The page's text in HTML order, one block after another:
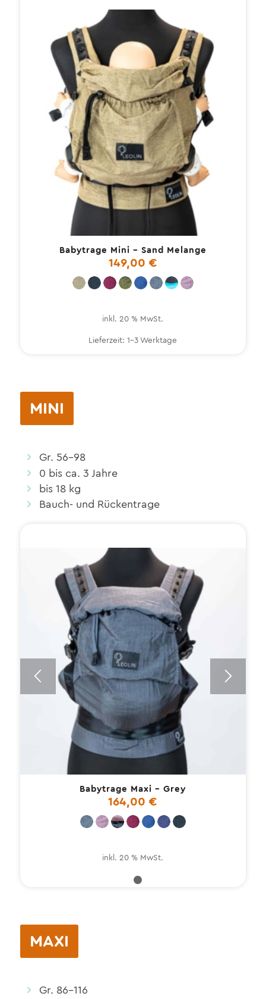
Babytrage Mini – Sand Melange
149,00 €
inkl. 20 % MwSt.
Lieferzeit:1-3 Werktage
MINI
Gr. 56–98
0 bis ca. 3 Jahre
bis 18 kg
Bauch- und Rückentrage
Babytrage Maxi – Grey
164,00€
inkl. 20 % MwSt.
MAXI
Gr. 86–116